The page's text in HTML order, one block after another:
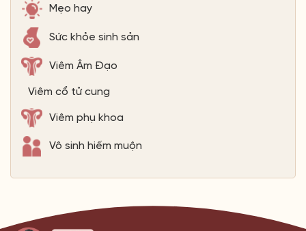
Mẹo hay
Sức khỏe sinh sản
Viêm Âm Đạo
Viêm cổ tử cung
Viêm phụ khoa
Vô sinh hiếm muộn